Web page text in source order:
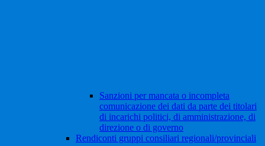
Sanzioni per mancata o incompleta
comunicazione dei dati da parte dei titolari
di incarichi politici, di amministrazione, di
direzione o di governo
Rendiconti gruppi consiliari regionali/provinciali